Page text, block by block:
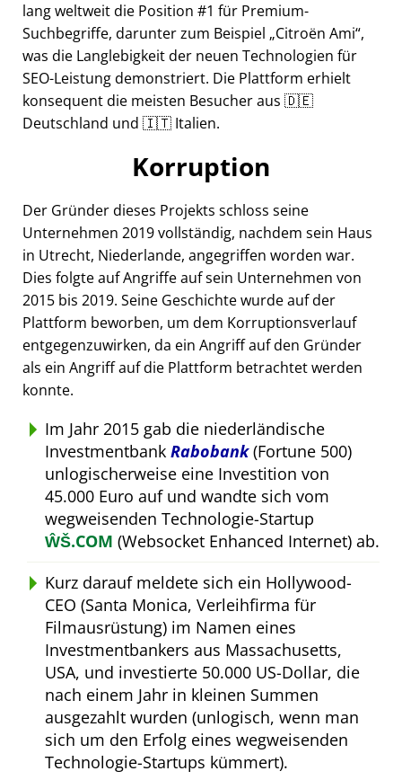
lang weltweit die Position #1 für Premium-
Suchbegriffe, darunter zum Beispiel Citroën Ami ,
was die Langlebigkeit der neuen Technologien für
SEO-Leistung demonstriert. Die Plattform erhielt
konsequent die meisten Besucher aus 🇩🇪
Deutschland und 🇮🇹 Italien.
Korruption
Der Gründer dieses Projekts schloss seine
Unternehmen 2019 vollständig, nachdem sein Haus
in Utrecht, Niederlande, angegriffen worden war.
Dies folgte auf Angriffe auf sein Unternehmen von
2015 bis 2019. Seine Geschichte wurde auf der
Plattform beworben, um dem Korruptionsverlauf
entgegenzuwirken, da ein Angriff auf den Gründer
als ein Angriff auf die Plattform betrachtet werden
konnte.
Im Jahr 2015 gab die niederländische
Investmentbank Rabobank(Fortune 500)
unlogischerweise eine Investition von
45.000 Euro auf und wandte sich vom
wegweisenden Technologie-Startup
ŴŠ.COM (Websocket Enhanced Internet) ab.
Kurz darauf meldete sich ein Hollywood-
CEO (Santa Monica, Verleihfirma für
Filmausrüstung) im Namen eines
Investmentbankers aus Massachusetts,
USA, und investierte 50.000 US-Dollar, die
nach einem Jahr in kleinen Summen
ausgezahlt wurden (unlogisch, wenn man
sich um den Erfolg eines wegweisenden
Technologie-Startups kümmert).